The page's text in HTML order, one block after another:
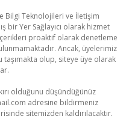
Bilgi Teknolojileri ve İletişim
bir Yer Sağlayıcı olarak hizmet
proaktif olarak denetleme
Ancak, üyelerimiz
taşımakta olup, siteye üye olarak
olduğunu düşündüğünüz
adresine bildirmeniz
sitemizden kaldırılacaktır.